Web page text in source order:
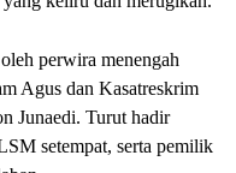
perwira menengah
Agus dan Kasatreskrim
Junaedi. Turut hadir
setempat, serta pemilik